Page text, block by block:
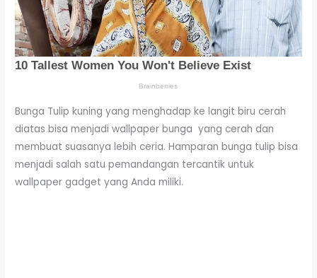
Bunga Tulip kuning yang menghadap ke langit biru cerah
diatas bisa menjadi wallpaper bunga yang cerah dan
membuat suasanya lebih ceria. Hamparan bunga tulip bisa
menjadi salah satu pemandangan tercantik untuk
wallpaper gadget yang Anda miliki.